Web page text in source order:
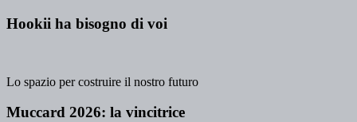
Hookii ha bisogno di voi
Lo spazio per costruire il nostro futuro
Muccard 2026: la vincitrice